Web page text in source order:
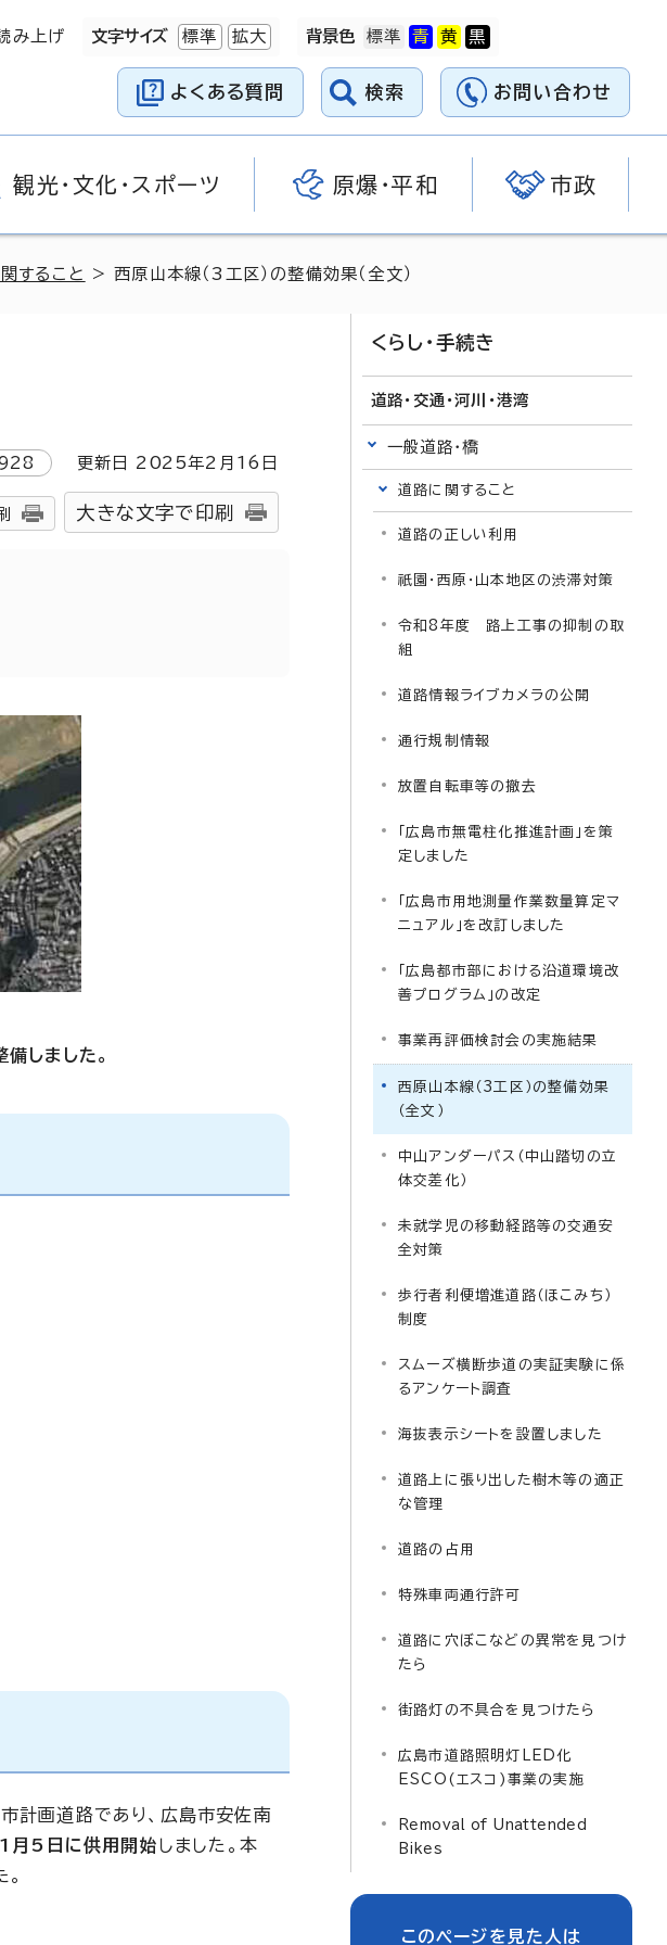
み上げ 文字サイズ 標準 拡大 背景色
よくある質問 検索 お問い合わせ
観光・文化・スポーツ 原爆・平和 市政
すること > 西原山本線（3工区）の整備効果（全文）
更新日 2025年2月 16 日
大きな文字で印刷
しました。
画道路であり、広島市安佐南
月5日に供用開始 しました。本
くらし・手続き
道路・交通・河川・港湾
一般道路・橋
道路に関すること
道路の正しい利用
祇園・西原・山本地区の渋滞対策
令和8年度 路上工事の抑制の取
組
道路情報ライブカメラの公開
通行規制情報
放置自転車等の撤去
「広島市無電柱化推進計画」を策
定しました
「広島市用地測量作業数量算定マ
ニュアル」を改訂しました
「広島都市部における沿道環境改
善プログラム」の改定
事業再評価検討会の実施結果
西原山本線（3工区）の整備効果
（全文）
中山アンダーパス（中山踏切の立
体交差化）
未就学児の移動経路等の交通安
全対策
歩行者利便増進道路（ほこみち）
制度
スムーズ横断歩道の実証実験に係
るアンケート調査
海抜表示シートを設置しました
道路上に張り出した樹木等の適正
な管理
道路の占用
特殊車両通行許可
道路に穴ぼこなどの異常を見つけ
たら
街路灯の不具合を見つけたら
広島市道路照明灯LED化
ESCO(エスコ)事業の実施
Removal of Unattended
Bikes
このページを見た人は